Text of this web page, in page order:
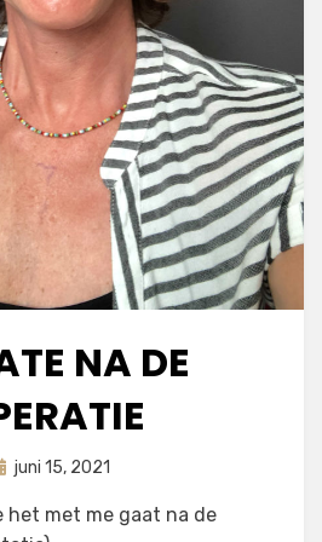
NA DE
doorastrid
juni 15, 2021
het met me gaat na de